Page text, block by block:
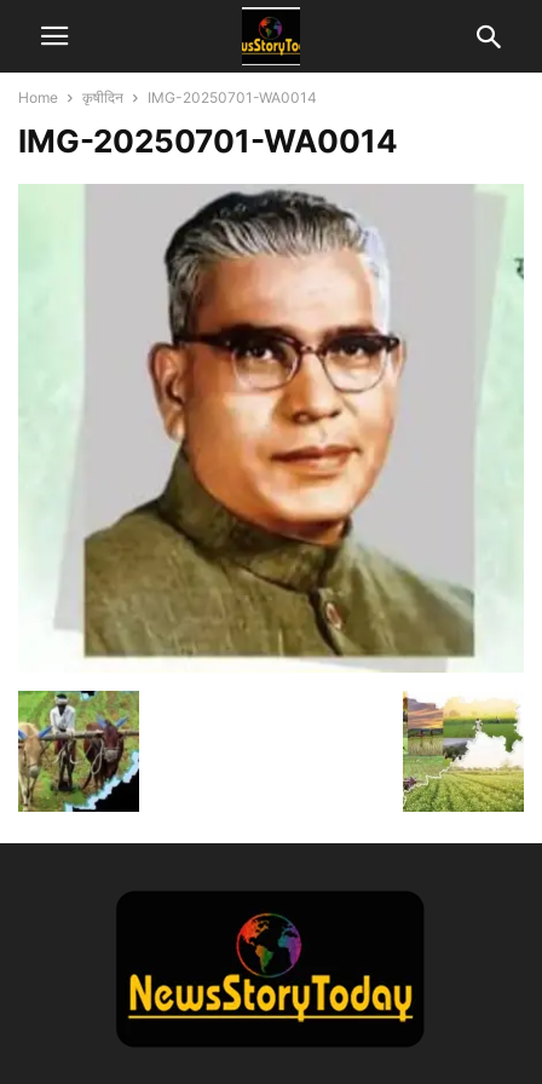
Home कृषीदिन IMG-20250701-WA0014
IMG-20250701-WA0014